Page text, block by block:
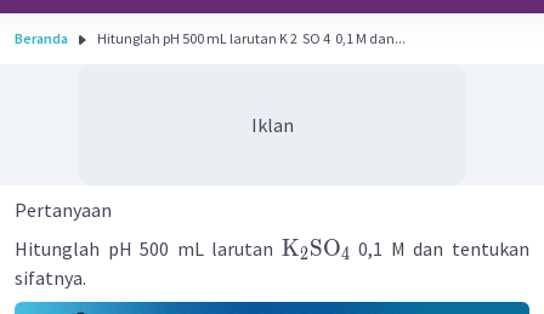
Beranda Hitunglah pH 500 mL larutan K 2 ​ SO 4 ​ 0,1 M dan...
Iklan
Pertanyaan
Hitunglah pH 500 mL larutan K2SO4 0,1 M dan tentukan
sifatnya.